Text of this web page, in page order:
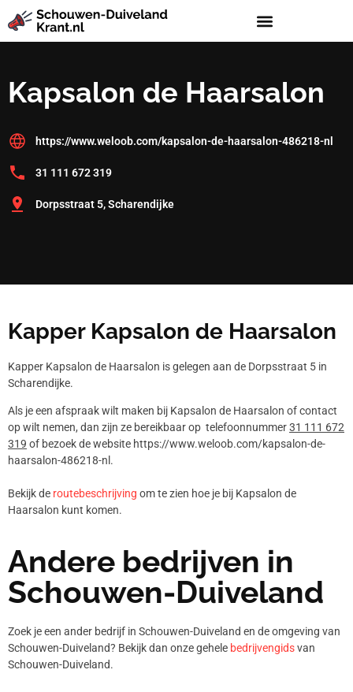
Kapsalon de Haarsalon
https://www.weloob.com/kapsalon-de-haarsalon-486218-nl
31 111 672 319
Dorpsstraat 5, Scharendijke
Kapper Kapsalon de Haarsalon
Kapper Kapsalon de Haarsalon is gelegen aan de Dorpsstraat 5 in
Scharendijke.
Als je een afspraak wilt maken bij Kapsalon de Haarsalon of contact
op wilt nemen, dan zijn ze bereikbaar op telefoonnummer31 111 672
319 of bezoek de website https://www.weloob.com/kapsalon-de-
haarsalon-486218-nl.
Bekijk de routebeschrijving om te zien hoe je bij Kapsalon de
Haarsalon kunt komen.
Andere bedrijven in
Schouwen-Duiveland
Zoek je een ander bedrijf in Schouwen-Duiveland en de omgeving van
Schouwen-Duiveland? Bekijk dan onze gehele bedrijvengidsvan
Schouwen-Duiveland.